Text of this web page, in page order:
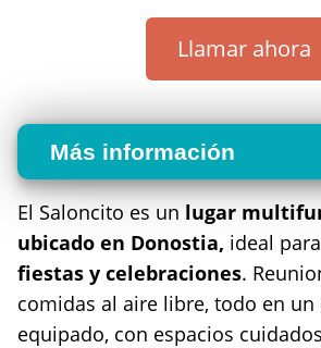
Llamar ahora
Más información
El Saloncito es un lugar
ubicado en Donostia, ideal para
fiestas y celebraciones.
comidas al aire libre, todo en
equipado, con espacios